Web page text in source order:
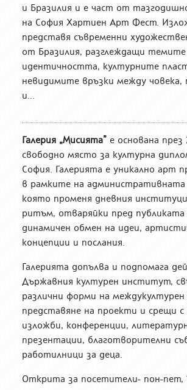
и Бразилия и е част от
на София Хартиен Арт Фест.
представя съвременни
от Бразилия, разглеждащи
идентичността, културните
невидимите връзки между човека,
и...
Галерия „Мисията” е основана
свободно място за културна
София. Галерията е уникално арт
в рамките на
която променя дневния
ритъм, отваряйки пред
динамичен обмен на идеи,
концепции и послания.
Галерията допълва и подпомага
Държавния културен институт,
различни форми на междукултурен
представяне на проекти и срещи
изложби, конференции,
презентации, благотворителни
работилници за деца.
Открита за посетители- пон-пет,